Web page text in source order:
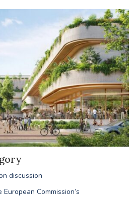
discussion
Commission’s